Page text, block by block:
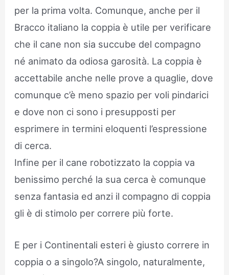
per la prima volta. Comunque, anche per il
Bracco italiano la coppia è utile per verificare
che il cane non sia succube del compagno
né animato da odiosa garosità. La coppia è
accettabile anche nelle prove a quaglie, dove
comunque c’è meno spazio per voli pindarici
e dove non ci sono i presupposti per
esprimere in termini eloquenti l’espressione
di cerca.
Infine per il cane robotizzato la coppia va
benissimo perché la sua cerca è comunque
senza fantasia ed anzi il compagno di coppia
gli è di stimolo per correre più forte.
E per i Continentali esteri è giusto correre in
coppia o a singolo?A singolo, naturalmente,